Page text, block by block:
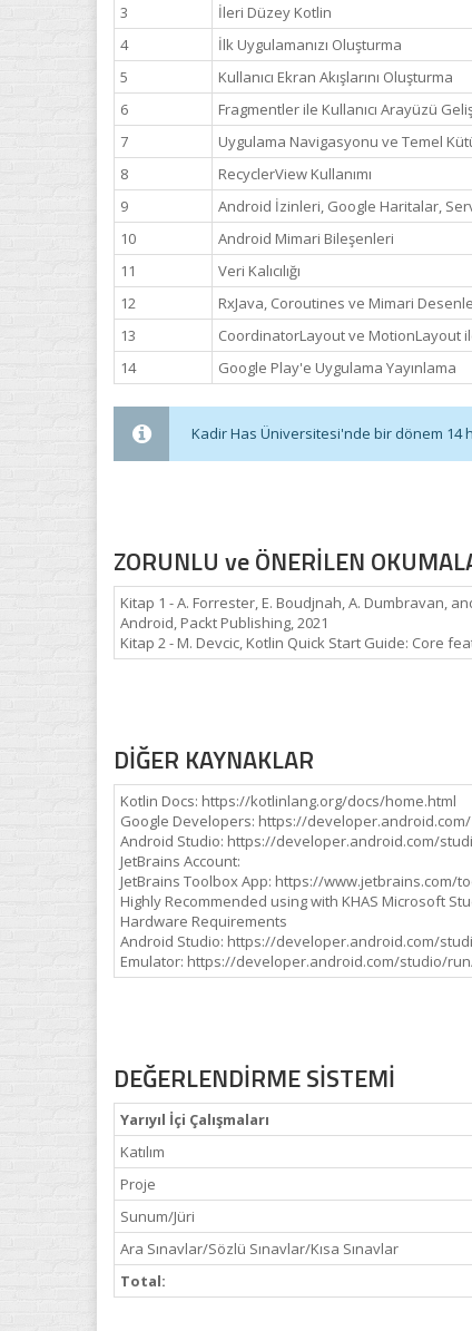
3
İleri Düzey Kotlin
4
İlk Uygulamanızı Oluşturma
5
Kullanıcı Ekran Akışlarını Oluşturma
6
Fragmentler ile Kullanıcı Arayüzü
7
Uygulama Navigasyonu ve Temel
8
RecyclerView Kullanımı
9
Android İzinleri, Google Haritalar,
10
Android Mimari Bileşenleri
11
Veri Kalıcılığı
12
RxJava, Coroutines ve Mimari
13
CoordinatorLayout ve MotionLayout
14
Google Play'e Uygulama Yayınlama
Kadir Has Üniversitesi'nde bir dönem 14
ZORUNLU ve ÖNERİLEN
Kitap 1 - A. Forrester, E. Boudjnah, A. Dumbravan,
Android, Packt Publishing, 2021
Kitap 2 - M. Devcic, Kotlin Quick Start Guide: Core
DİĞER KAYNAKLAR
Kotlin Docs: https://kotlinlang.org/docs/home.html
Google Developers: https://developer.android.com/
Android Studio: https://developer.android.com/
JetBrains Account:
JetBrains Toolbox App: https://www.jetbrains.com/
Highly Recommended using with KHAS Microsoft
Hardware Requirements
Android Studio: https://developer.android.com/
Emulator: https://developer.android.com/studio/
DEĞERLENDİRME SİSTEMİ
Yarıyıl İçi Çalışmaları
Katılım
Proje
Sunum/Jüri
Ara Sınavlar/Sözlü Sınavlar/Kısa Sınavlar
Total: